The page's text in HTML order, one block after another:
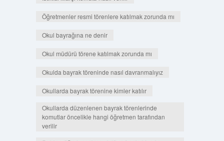
Öğretmenler resmi törenlere katılmak zorunda mı
Okul bayrağına ne denir
Okul müdürü törene katılmak zorunda mı
Okulda bayrak töreninde nasıl davranmalıyız
Okullarda bayrak törenine kimler katılır
Okullarda düzenlenen bayrak törenlerinde
komutlar öncelikle hangi öğretmen tarafından
verilir